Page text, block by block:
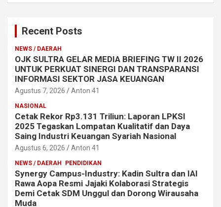
Recent Posts
NEWS / DAERAH
OJK SULTRA GELAR MEDIA BRIEFING TW II 2026
UNTUK PERKUAT SINERGI DAN TRANSPARANSI
INFORMASI SEKTOR JASA KEUANGAN
Agustus 7, 2026 Anton 41
NASIONAL
Cetak Rekor Rp3.131 Triliun: Laporan LPKSI
2025 Tegaskan Lompatan Kualitatif dan Daya
Saing Industri Keuangan Syariah Nasional
Agustus 6, 2026 Anton 41
NEWS / DAERAH PENDIDIKAN
Synergy Campus-Industry: Kadin Sultra dan IAI
Rawa Aopa Resmi Jajaki Kolaborasi Strategis
Demi Cetak SDM Unggul dan Dorong Wirausaha
Muda